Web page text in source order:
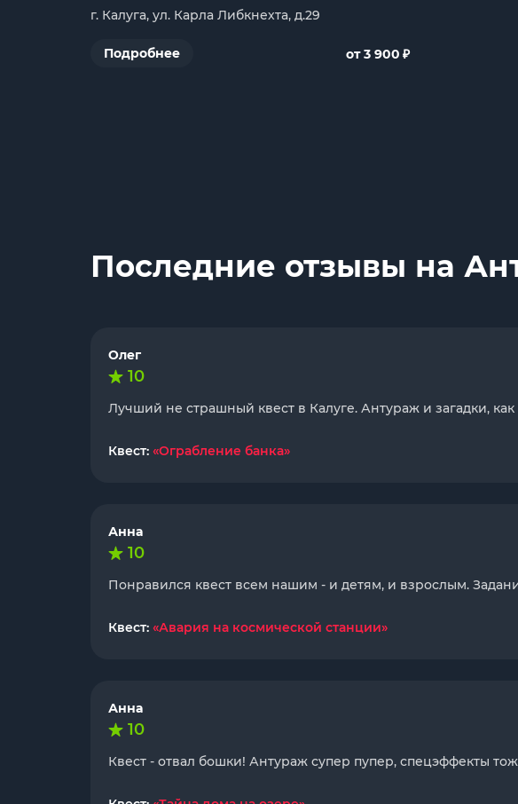
г. Калуга, ул. Карла Либкнехта, д.29
Подробнее от 3 900 ₽
Последние отзывы на
Олег
10
Лучший не страшный квест в Калуге. Антураж и загадки,
Квест: «Ограбление банка»
Анна
10
Понравился квест всем нашим - и детям, и взрослым.
Квест: «Авария на космической станции»
Анна
10
Квест - отвал бошки! Антураж супер пупер, спецэффекты